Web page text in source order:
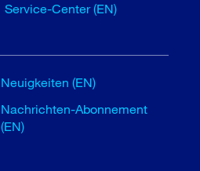
Service-Center (EN)
Neuigkeiten (EN)
Nachrichten-Abonnement
(EN)